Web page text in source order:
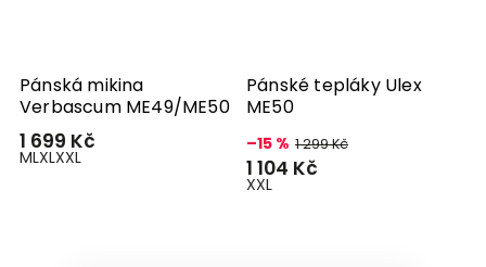
Pánská mikina
Verbascum ME49/ME50
1 699 Kč
MLXLXXL
Pánské tepláky Ulex
ME50
–15 % 1 299 Kč
1 104 Kč
XXL